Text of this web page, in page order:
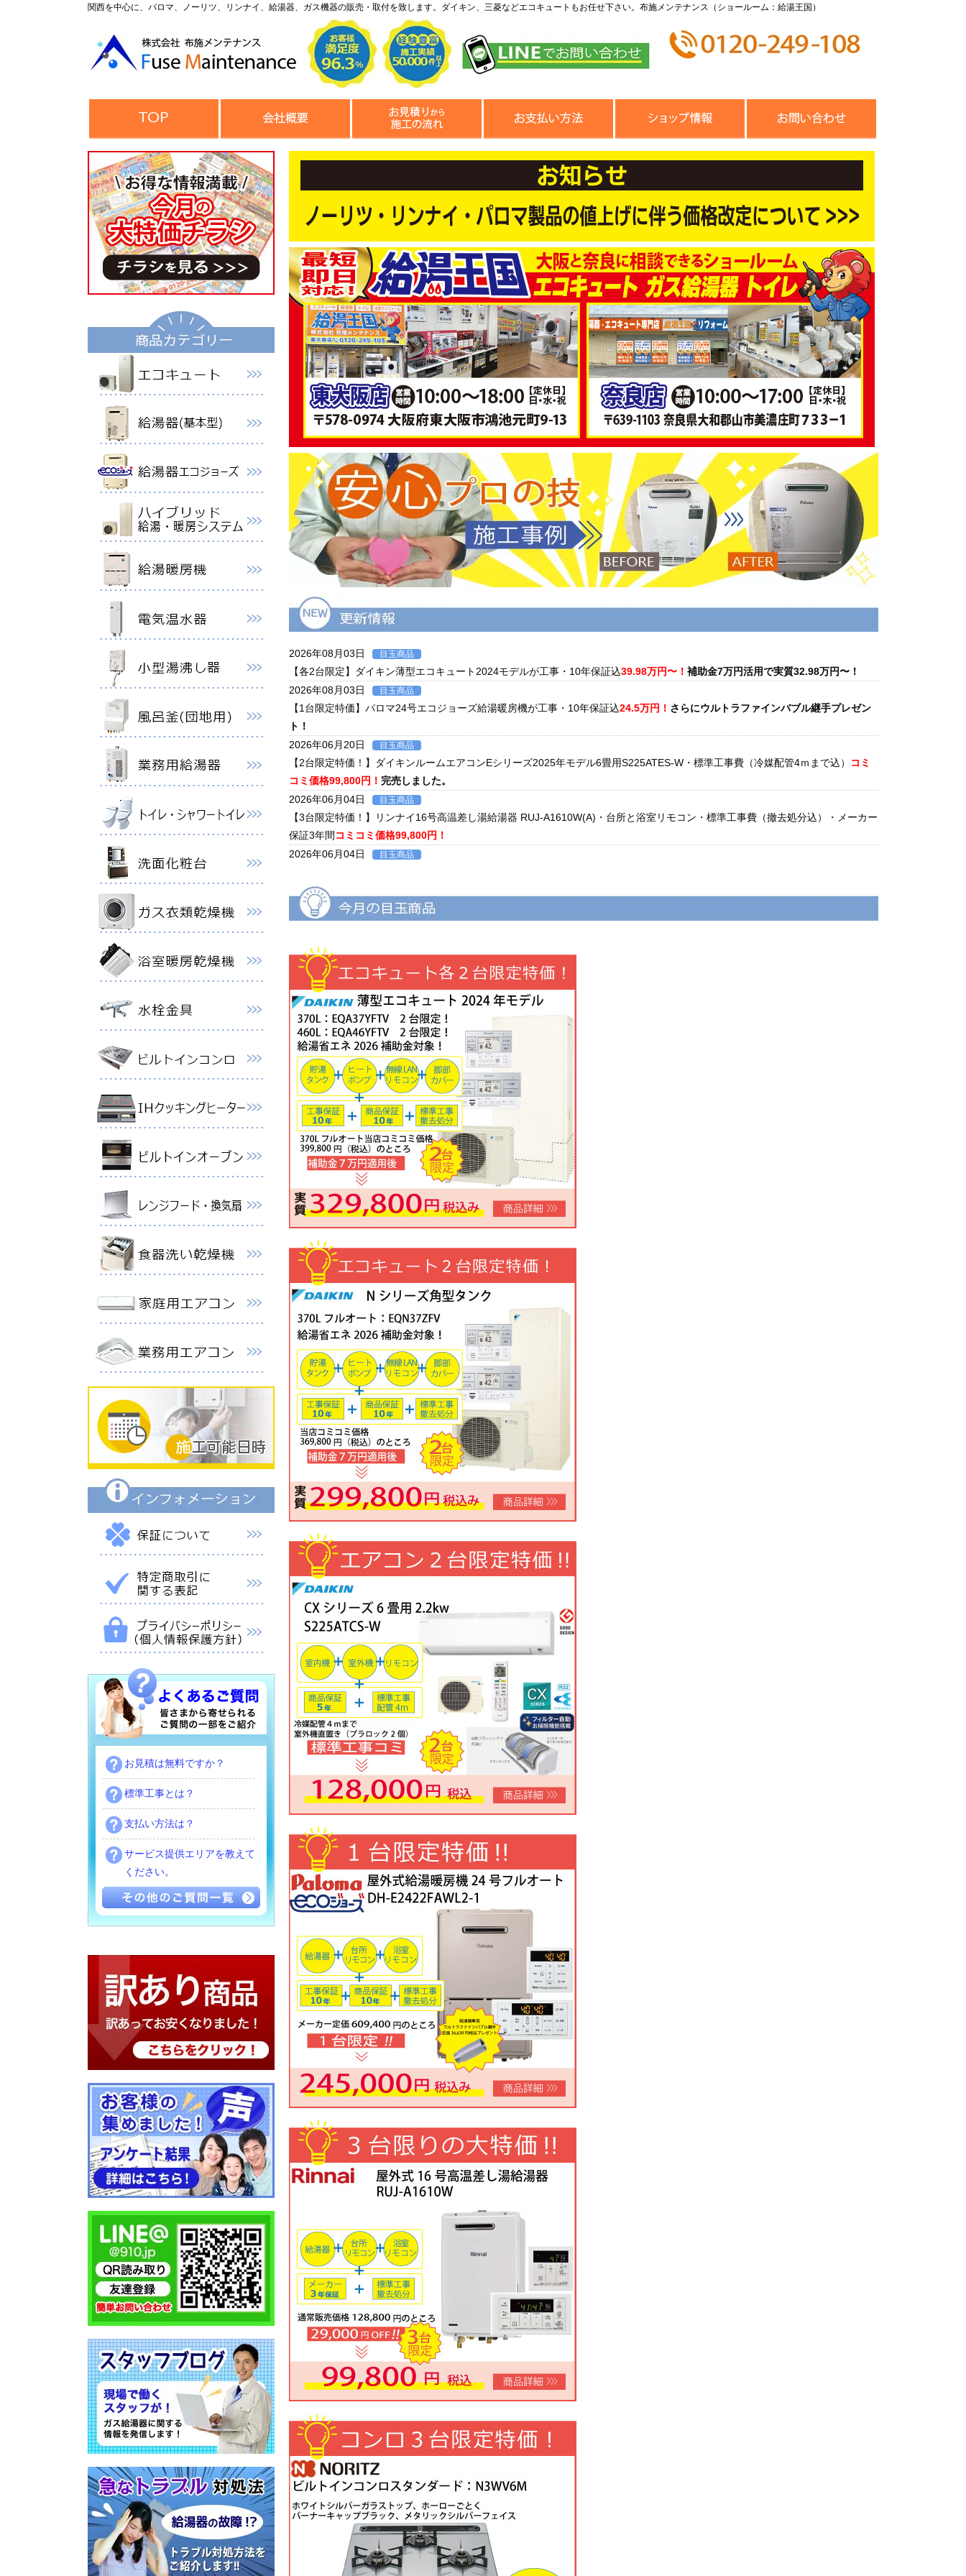
関西を中心に、パロマ、ノーリツ、リンナイ、給湯器、ガス機器の販売・取付を致します。ダイキン、三菱などエコキュートもお任せ下さい。布施メンテナンス（ショールーム：給湯王国）
2026年08月03日 目玉商品
【各2台限定】ダイキン薄型エコキュート2024モデルが工事・10年保証込39.98万円〜！ 補助金7万円活用で実質32.98万円〜！
2026年08月03日
目玉商品
【1台限定特価】パロマ24号エコジョーズ給湯暖房機が工事・10年保証込24.5万円！ さらにウルトラファインバブル継手プレゼン
ト！
2026年06月20日
目玉商品
【2台限定特価！】ダイキンルームエアコンEシリーズ2025年モデル6畳用S225ATES-W・標準工事費（冷媒配管4ｍまで込）
コミ
コミ価格99,800円！ 完売しました。
2026年06月04日
目玉商品
【3台限定特価！】リンナイ16号高温差し湯給湯器 RUJ-A1610W(A)・台所と浴室リモコン・標準工事費（撤去処分込）・メーカー
保証3年間 コミコミ価格99,800円！
2026年06月04日
目玉商品
5年保証付き
2026年06月02日
キャンペーン
クキャンペーン2026第2弾。キャンペーン期間：2026年6月1日～12月18日まで
2026年06月02日
目玉商品
【1台限定特価！】三菱ルームエアコン霧ヶ峰GVシリーズ10畳用 MSZ-GV2823-W・標準工事費（冷媒配管4ｍまで込）
格99,800円！完売しました
2026年05月22日
お知らせ
ノーリツ・リンナイ・パロマ製品の値上げに伴う価格改定について
2026年05月18日
目玉商品
ノーリツビルトインコンロ「N3WV6M」工事費コミコミ特価！今なら「ロティプレートS」プレゼント！
79,800円！
数量限定のため、なくなり次第終了となります。
2026年05月15日
目玉商品
パロマ屋外式エコジョーズふろ給湯器台数限定大特価！20号オートFH-E2011SAWL(K)マルチリモコンセットMFC-250V・標準工
事費（処分込）10年商品・工事保証付コミコミ価格136,800円～
お見積は無料ですか？
標準工事とは？
支払い方法は？
サービス提供エリアを教えて
ください。